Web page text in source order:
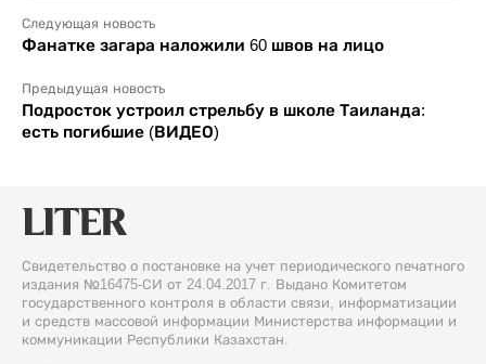
Следующая новость
Фанатке загара наложили 60 швов на лицо
Предыдущая новость
Подросток устроил стрельбу в школе Таиланда:
есть погибшие (ВИДЕО)
Свидетельство о постановке на учет периодического печатного
издания №16475-СИ от 24.04.2017 г. Выдано Комитетом
государственного контроля в области связи, информатизации
и средств массовой информации Министерства информации и
коммуникации Республики Казахстан.